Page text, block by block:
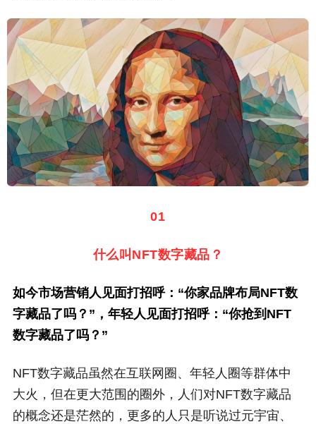
01
什么叫NFT数字藏品？
如今市场营销人见面打招呼：“你家品牌布局NFT数
字藏品了吗？”，年轻人见面打招呼：“你抢到NFT
数字藏品了吗？”
NFT数字藏品虽然在互联网圈、年轻人圈等群体中
大火，但在更大范围的圈外，人们对NFT数字藏品
的概念还是茫然的，更多的人只是听说过元宇宙、